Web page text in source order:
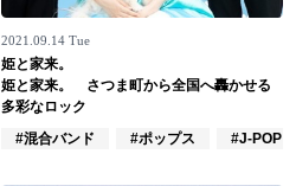
2021.09.14 Tue
姫と家来。
姫と家来。 さつま町から全国へ轟かせる
多彩なロック
#混合バンド
#ポップス #J-POP